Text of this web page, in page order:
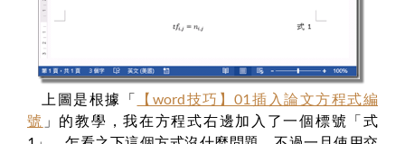
上圖是根據「
【word技巧】01插入論文方程式編
號 」的教學，我在方程式右邊加入了一個標號「式